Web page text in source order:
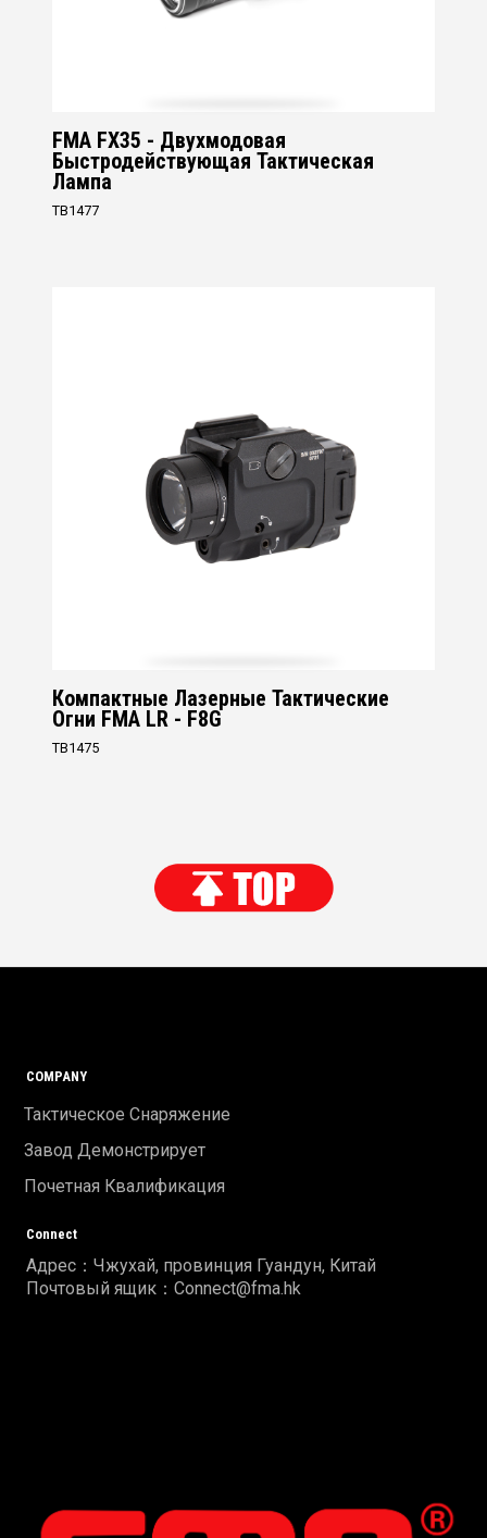
FMA FX35 - Двухмодовая
Быстродействующая Тактическая
Лампа
TB1477
Компактные Лазерные Тактические
Огни FMA LR - F8G
TB1475
COMPANY
Тактическое Снаряжение
Завод Демонстрирует
Почетная Квалификация
Connect
Адрес：Чжухай, провинция Гуандун, Китай
Почтовый ящик：Connect@fma.hk